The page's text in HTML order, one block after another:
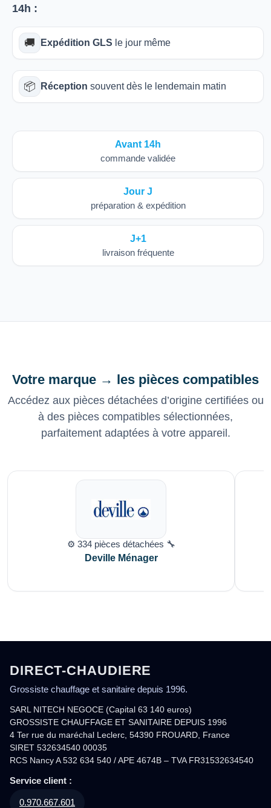
14h :
🚚 Expédition GLS le jour même
📦 Réception souvent dès le lendemain matin
Avant 14h
commande validée
Jour J
préparation & expédition
J+1
livraison fréquente
Votre marque → les pièces compatibles
Accédez aux pièces détachées d’origine certifiées ou
à des pièces compatibles sélectionnées,
parfaitement adaptées à votre appareil.
⚙️ 334 pièces détachées 🔧
Deville Ménager
DIRECT-CHAUDIERE
Grossiste chauffage et sanitaire depuis 1996.
SARL NITECH NEGOCE (Capital 63 140 euros)
GROSSISTE CHAUFFAGE ET SANITAIRE DEPUIS 1996
4 Ter rue du maréchal Leclerc, 54390 FROUARD, France
SIRET 532634540 00035
RCS Nancy A 532 634 540 / APE 4674B – TVA FR31532634540
Service client :
0.970.667.601